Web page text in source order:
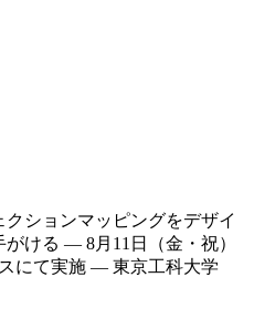
ションマッピングをデザイ
ける — 8月11日（金・祝）
にて実施 — 東京工科大学